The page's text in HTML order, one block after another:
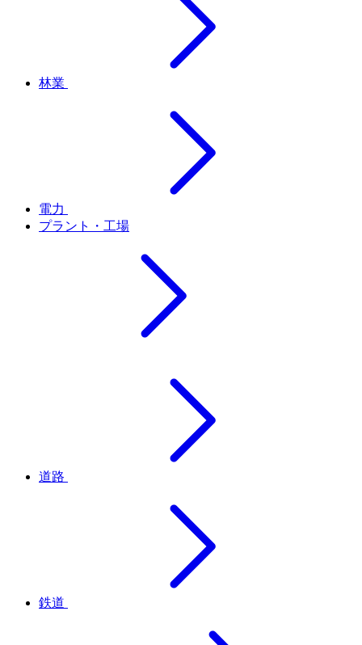
林業
電力
プラント・工場
道路
鉄道